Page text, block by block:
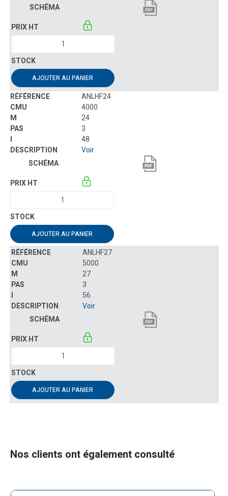
AJOUTER AU PANIER
ANLHF24
4000
24
3
48
Voir
AJOUTER AU PANIER
ANLHF27
5000
27
3
56
Voir
AJOUTER AU PANIER
Nos clients ont également consulté